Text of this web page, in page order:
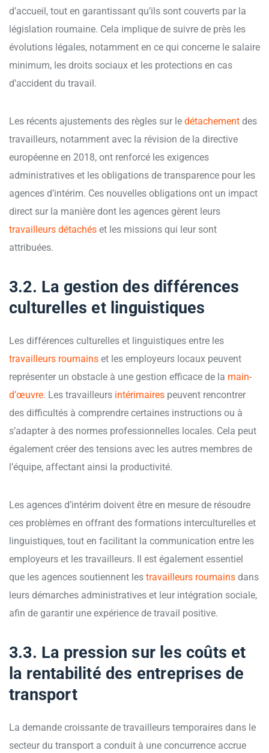
d’accueil, tout en garantissant qu’ils sont couverts par la
législation roumaine. Cela implique de suivre de près les
évolutions légales, notamment en ce qui concerne le salaire
minimum, les droits sociaux et les protections en cas
d’accident du travail.
Les récents ajustements des règles sur le détachement des
travailleurs, notamment avec la révision de la directive
européenne en 2018, ont renforcé les exigences
administratives et les obligations de transparence pour les
agences d’intérim. Ces nouvelles obligations ont un impact
direct sur la manière dont les agences gèrent leurs
travailleurs détachés et les missions qui leur sont
attribuées.
3.2. La gestion des différences
culturelles et linguistiques
Les différences culturelles et linguistiques entre les
travailleurs roumains et les employeurs locaux peuvent
représenter un obstacle à une gestion efficace de la main-
d’œuvre. Les travailleurs intérimaires peuvent rencontrer
des difficultés à comprendre certaines instructions ou à
s’adapter à des normes professionnelles locales. Cela peut
également créer des tensions avec les autres membres de
l’équipe, affectant ainsi la productivité.
Les agences d’intérim doivent être en mesure de résoudre
ces problèmes en offrant des formations interculturelles et
linguistiques, tout en facilitant la communication entre les
employeurs et les travailleurs. Il est également essentiel
que les agences soutiennent les travailleurs roumains dans
leurs démarches administratives et leur intégration sociale,
afin de garantir une expérience de travail positive.
3.3. La pression sur les coûts et
la rentabilité des entreprises de
transport
La demande croissante de travailleurs temporaires dans le
secteur du transport a conduit à une concurrence accrue